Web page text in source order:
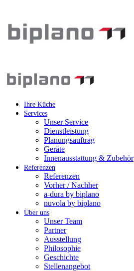
Ihre Küche
Services
Unser Service
Dienstleistung
Planungsauftrag
Geräte
Innenausstattung & Zubehör
Referenzen
Referenzen
Vorher / Nachher
a-dura by biplano
nuvola by biplano
Über uns
Unser Team
Partner
Ausstellung
Philosophie
Geschichte
Stellenangebot